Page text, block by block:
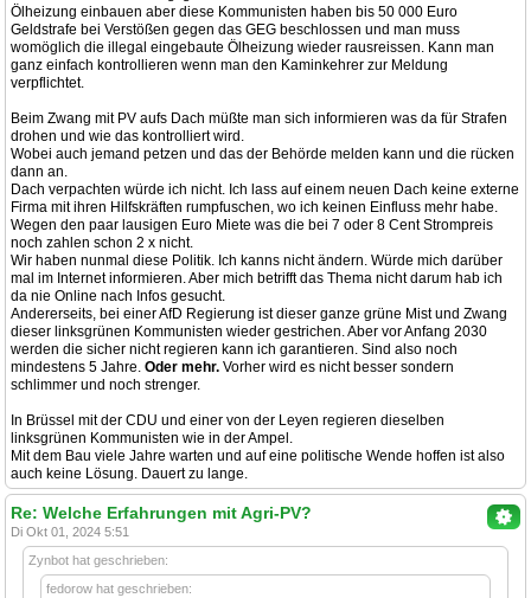
Ölheizung einbauen aber diese Kommunisten haben bis 50 000 Euro
Geldstrafe bei Verstößen gegen das GEG beschlossen und man muss
womöglich die illegal eingebaute Ölheizung wieder rausreissen. Kann man
ganz einfach kontrollieren wenn man den Kaminkehrer zur Meldung
verpflichtet.
Beim Zwang mit PV aufs Dach müßte man sich informieren was da für Strafen
drohen und wie das kontrolliert wird.
Wobei auch jemand petzen und das der Behörde melden kann und die rücken
dann an.
Dach verpachten würde ich nicht. Ich lass auf einem neuen Dach keine externe
Firma mit ihren Hilfskräften rumpfuschen, wo ich keinen Einfluss mehr habe.
Wegen den paar lausigen Euro Miete was die bei 7 oder 8 Cent Strompreis
noch zahlen schon 2 x nicht.
Wir haben nunmal diese Politik. Ich kanns nicht ändern. Würde mich darüber
mal im Internet informieren. Aber mich betrifft das Thema nicht darum hab ich
da nie Online nach Infos gesucht.
Andererseits, bei einer AfD Regierung ist dieser ganze grüne Mist und Zwang
dieser linksgrünen Kommunisten wieder gestrichen. Aber vor Anfang 2030
werden die sicher nicht regieren kann ich garantieren. Sind also noch
mindestens 5 Jahre. Oder mehr. Vorher wird es nicht besser sondern
schlimmer und noch strenger.
In Brüssel mit der CDU und einer von der Leyen regieren dieselben
linksgrünen Kommunisten wie in der Ampel.
Mit dem Bau viele Jahre warten und auf eine politische Wende hoffen ist also
auch keine Lösung. Dauert zu lange.
Re: Welche Erfahrungen mit Agri-PV?
Di Okt 01, 2024 5:51
Zynbot hat geschrieben:
fedorow hat geschrieben: